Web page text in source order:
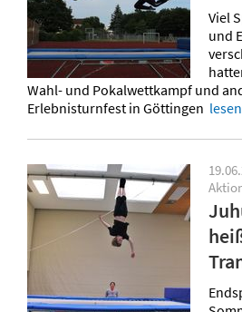
Viel
und
Wahl- und Pokalwettkampf und
Erlebnisturnfest in Göttingen